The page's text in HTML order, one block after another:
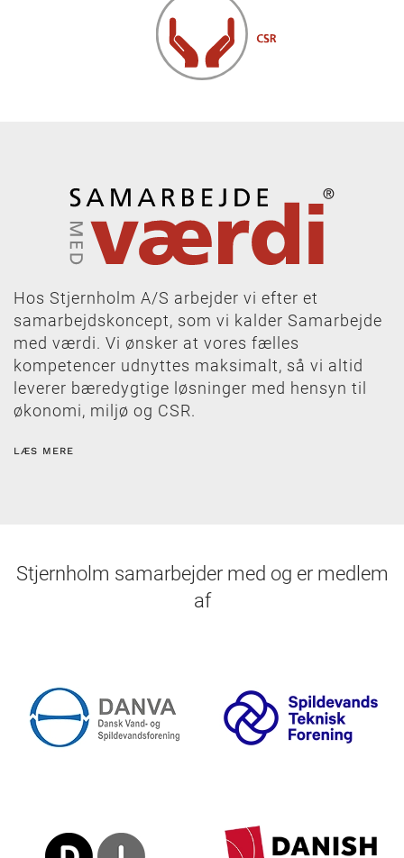
Hos Stjernholm A/S arbejder vi efter et
samarbejdskoncept, som vi kalder Samarbejde
med værdi. Vi ønsker at vores fælles
kompetencer udnyttes maksimalt, så vi altid
leverer bæredygtige løsninger med hensyn til
økonomi, miljø og CSR.
LÆS MERE
Stjernholm samarbejder med og er medlem
af